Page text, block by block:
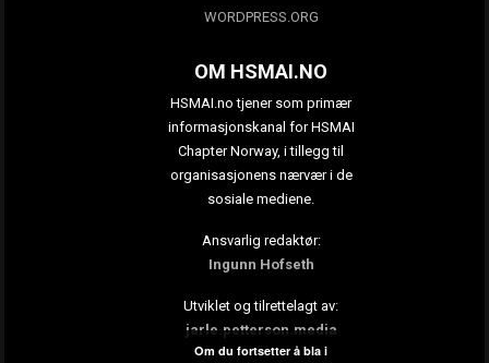
WORDPRESS.ORG
OM HSMAI.NO
HSMAI.no tjener som primær
informasjonskanal for HSMAI
Chapter Norway, i tillegg til
organisasjonens nærvær i de
sosiale mediene.
Ansvarlig redaktør:
Ingunn Hofseth
Utviklet og tilrettelagt av:
jarle.petterson.media
Om du fortsetter å bla i